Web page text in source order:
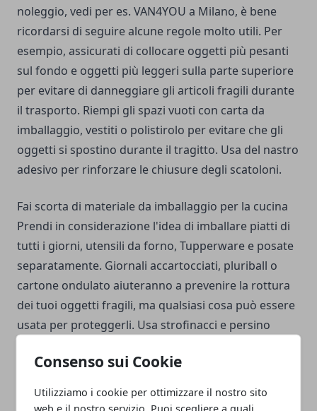
Consenso sui Cookie
Utilizziamo i cookie per ottimizzare il nostro sito
web e il nostro servizio. Puoi scegliere a quali
noleggio, vedi per es. VAN4YOU a Milano, è bene
ricordarsi di seguire alcune regole molto utili. Per
esempio, assicurati di collocare oggetti più pesanti
sul fondo e oggetti più leggeri sulla parte superiore
per evitare di danneggiare gli articoli fragili durante
il trasporto. Riempi gli spazi vuoti con carta da
imballaggio, vestiti o polistirolo per evitare che gli
oggetti si spostino durante il tragitto. Usa del nastro
adesivo per rinforzare le chiusure degli scatoloni.
Fai scorta di materiale da imballaggio per la cucina
Prendi in considerazione l'idea di imballare piatti di
tutti i giorni, utensili da forno, Tupperware e posate
separatamente. Giornali accartocciati, pluriball o
cartone ondulato aiuteranno a prevenire la rottura
dei tuoi oggetti fragili, ma qualsiasi cosa può essere
usata per proteggerli. Usa strofinacci e persino
cristallo, la porcellana, la ceramica e i quadri devono
imbottitura. Imballa questi articoli in scatole più